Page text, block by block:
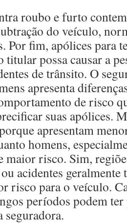
roubo e furto
do veículo,
Por fim, apólices para
titular possa causar a
de trânsito. O
apresenta
de risco
suas apólices.
apresentam
homens,
maior risco. Sim,
acidentes geralmente
risco para o veículo.
períodos podem
seguradora.